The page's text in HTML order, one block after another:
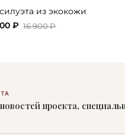
из экокожи
₽ 16 900 ₽
проекта,